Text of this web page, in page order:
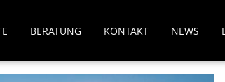
BERATUNG KONTAKT NEWS